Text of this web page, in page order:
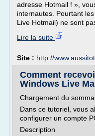
adresse Hotmail ! »,
internautes. Pourtant
Live Hotmail) ne sont
Lire la suite
Site : http://
Comment
Windows Live
Chargement du
Dans ce tutoriel, vous
configurer un compte
Description